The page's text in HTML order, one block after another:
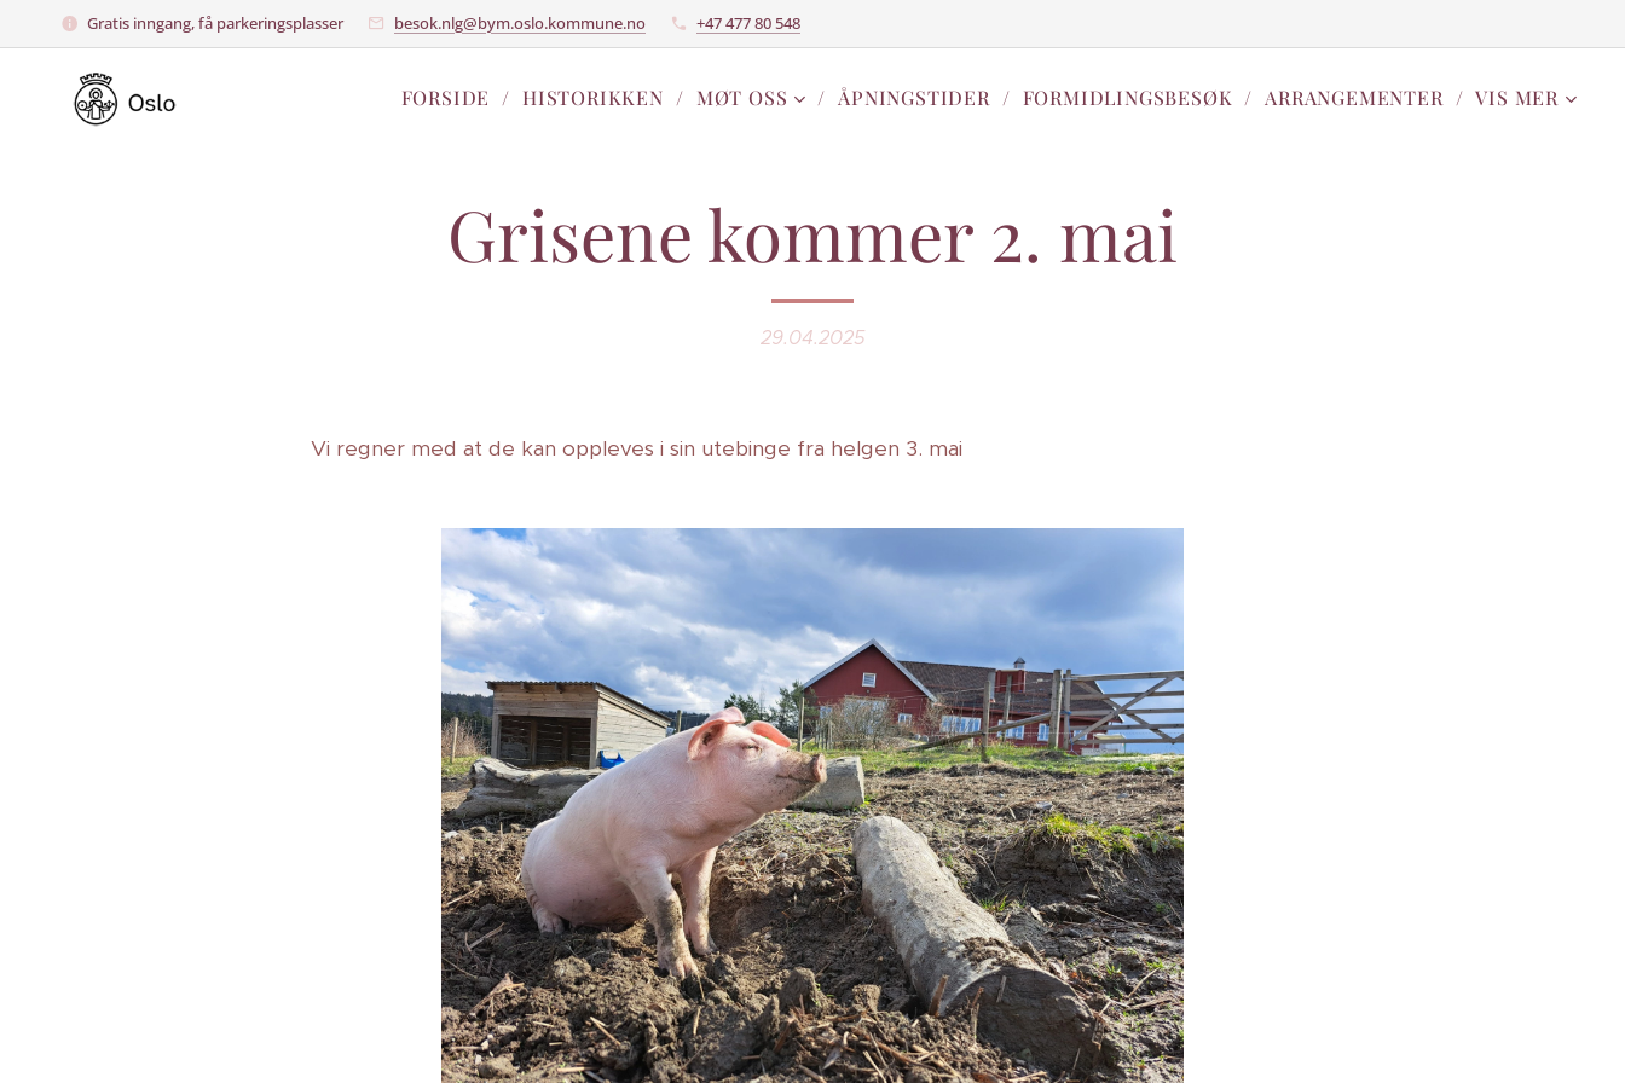
Gratis inngang, få parkeringsplasser besok.nlg@bym.oslo.kommune.no +47 477 80 548
FORSIDE HISTORIKKEN MØT OSS ÅPNINGSTIDER FORMIDLINGSBESØK ARRANGEMENTER VIS MER
Grisene kommer 2. mai
29.04.2025
Vi regner med at de kan oppleves i sin utebinge fra helgen 3. mai